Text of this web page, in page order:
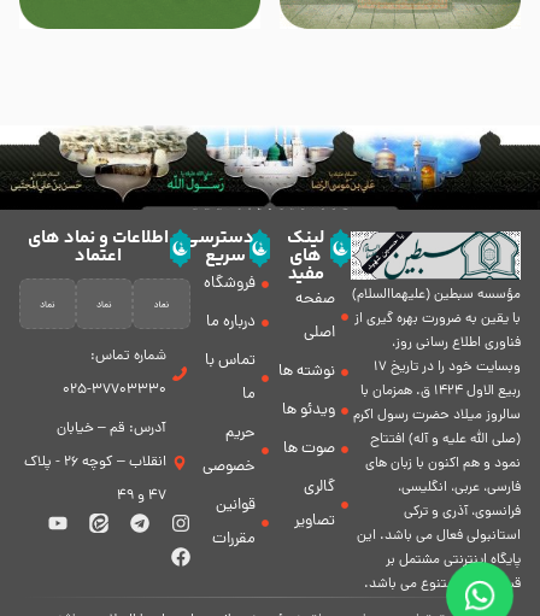
مؤسسه سبطين (عليهماالسلام)
با يقين به ضرورت بهره گیرى از
فناورى اطلاع رسانى روز،
وبسایت خود را در تاريخ 17
ربيع الاول 1424 ق. همزمان با
سالروز ميلاد حضرت رسول اكرم
(صلی الله علیه و آله) افتتاح
نمود و هم اكنون با زبان های
فارسی، عربى، انگلیسی،
فرانسوی، آذری و ترکی
استانبولی فعال مى باشد. اين
پايگاه اينترنتى مشتمل بر
قسمت هاى متنوع مى باشد.
لینک
های
مفید
صفحه
اصلی
نوشته ها
ویدئو ها
صوت ها
گالری
تصاویر
دسترسی
سریع
فروشگاه
درباره ما
تماس با
ما
حریم
خصوصی
قوانین
مقررات
اطلاعات و نماد های
اعتماد
شماره تماس:
37703330-025
آدرس: قم – خیابان
انقلاب – کوچه 26 - پلاک
47 و 49